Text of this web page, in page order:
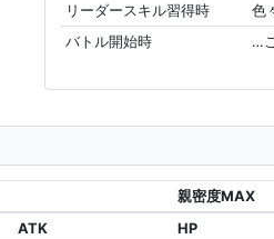
リーダースキル習得時
色
バトル開始時
…
親密度MAX
ATK HP